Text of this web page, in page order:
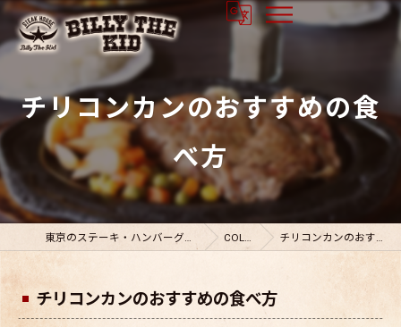
チリコンカンのおすすめの食
べ方
東京のステーキ・ハンバーグならビリーザキット COLUMN チリコンカンのおすすめの食べ方
チリコンカンのおすすめの食べ方